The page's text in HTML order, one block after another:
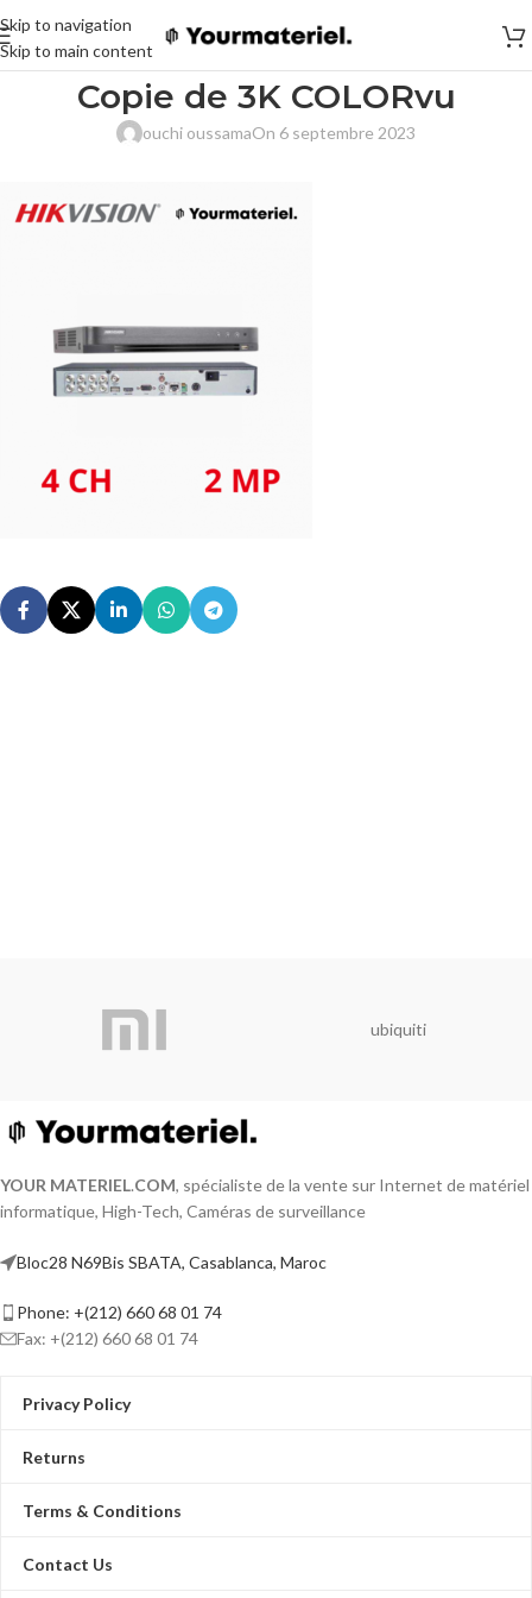
Skip to navigation
Skip to main content
Copie de 3K COLORvu
ouchi oussamaOn 6 septembre 2023
ubiquiti
YOUR MATERIEL.COM, spécialiste de la vente sur Internet de matériel
informatique, High-Tech, Caméras de surveillance
Bloc28 N69Bis SBATA, Casablanca, Maroc
Phone: +(212) 660 68 01 74
Fax: +(212) 660 68 01 74
Privacy Policy
Returns
Terms & Conditions
Contact Us